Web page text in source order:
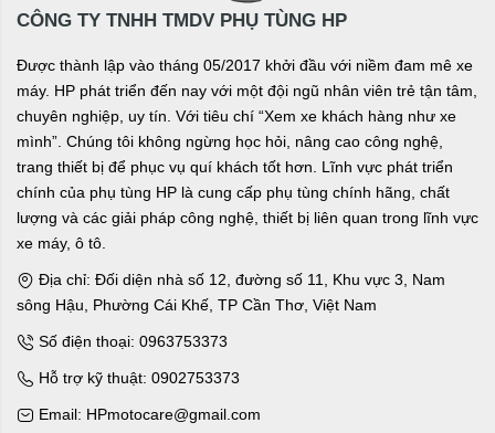
CÔNG TY TNHH TMDV PHỤ TÙNG HP
Được thành lập vào tháng 05/2017 khởi đầu với niềm đam mê xe
máy. HP phát triển đến nay với một đội ngũ nhân viên trẻ tận tâm,
chuyên nghiệp, uy tín. Với tiêu chí “Xem xe khách hàng như xe
mình”. Chúng tôi không ngừng học hỏi, nâng cao công nghệ,
trang thiết bị để phục vụ quí khách tốt hơn. Lĩnh vực phát triển
chính của phụ tùng HP là cung cấp phụ tùng chính hãng, chất
lượng và các giải pháp công nghệ, thiết bị liên quan trong lĩnh vực
xe máy, ô tô.
Địa chỉ: Đối diện nhà số 12, đường số 11, Khu vực 3, Nam
sông Hậu, Phường Cái Khế, TP Cần Thơ, Việt Nam
Số điện thoại: 0963753373
Hỗ trợ kỹ thuật: 0902753373
Email: HPmotocare@gmail.com